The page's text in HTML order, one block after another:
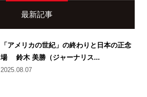
最新記事
「アメリカの世紀」の終わりと日本の正念
場 鈴木 美勝（ジャーナリス...
2025.08.07